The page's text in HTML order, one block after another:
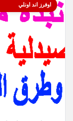
اوفرز اند اونلي